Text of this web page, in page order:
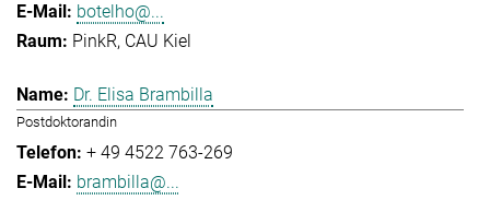
botelho@...
PinkR, CAU Kiel
Dr. Elisa Brambilla
Postdoktorandin
+ 49 4522 763-269
brambilla@...